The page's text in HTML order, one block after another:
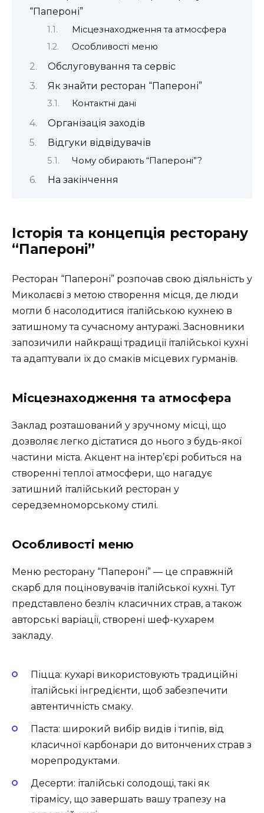
“Папероні”
Місцезнаходження та атмосфера
Особливості меню
Обслуговування та сервіс
Як знайти ресторан “Папероні”
Контактні дані
Організація заходів
Відгуки відвідувачів
Чому обирають “Папероні”?
На закінчення
Історія та концепція ресторану
“Папероні”
Ресторан “Папероні” розпочав свою діяльність у
Миколаєві з метою створення місця, де люди
могли б насолодитися італійською кухнею в
затишному та сучасному антуражі. Засновники
запозичили найкращі традиції італійської кухні
та адаптували їх до смаків місцевих гурманів.
Місцезнаходження та атмосфера
Заклад розташований у зручному місці, що
дозволяє легко дістатися до нього з будь-якої
частини міста. Акцент на інтер’єрі робиться на
створенні теплої атмосфери, що нагадує
затишний італійський ресторан у
середземноморському стилі.
Особливості меню
Меню ресторану “Папероні” — це справжній
скарб для поціновувачів італійської кухні. Тут
представлено безліч класичних страв, а також
авторські варіації, створені шеф-кухарем
закладу.
Піцца: кухарі використовують традиційні
італійські інгредієнти, щоб забезпечити
автентичність смаку.
Паста: широкий вибір видів і типів, від
класичної карбонари до витончених страв з
морепродуктами.
Десерти: італійські солодощі, такі як
тірамісу, що завершать вашу трапезу на